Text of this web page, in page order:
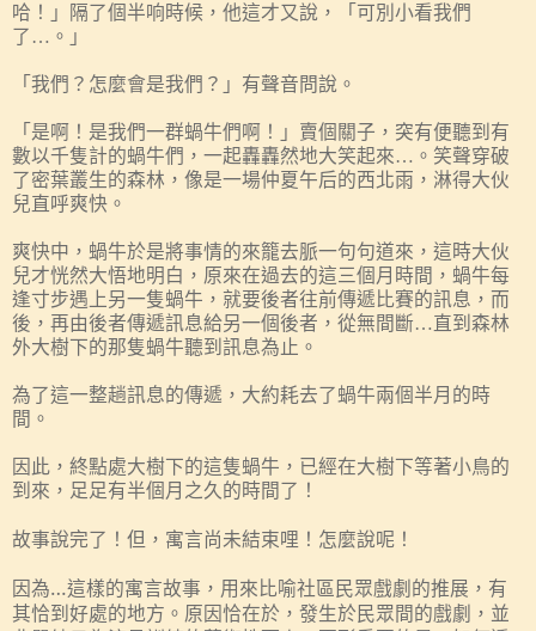
哈！」隔了個半响時候，他這才又說，「可別小看我們
了…。」
「我們？怎麼會是我們？」有聲音問說。
「是啊！是我們一群蝸牛們啊！」賣個關子，突有便聽到有
數以千隻計的蝸牛們，一起轟轟然地大笑起來…。笑聲穿破
了密葉叢生的森林，像是一場仲夏午后的西北雨，淋得大伙
兒直呼爽快。
爽快中，蝸牛於是將事情的來籠去脈一句句道來，這時大伙
兒才恍然大悟地明白，原來在過去的這三個月時間，蝸牛每
逢寸步遇上另一隻蝸牛，就要後者往前傳遞比賽的訊息，而
後，再由後者傳遞訊息給另一個後者，從無間斷…直到森林
外大樹下的那隻蝸牛聽到訊息為止。
為了這一整趟訊息的傳遞，大約耗去了蝸牛兩個半月的時
間。
因此，終點處大樹下的這隻蝸牛，已經在大樹下等著小鳥的
到來，足足有半個月之久的時間了！
故事說完了！但，寓言尚未結束哩！怎麼說呢！
因為…這樣的寓言故事，用來比喻社區民眾戲劇的推展，有
其恰到好處的地方。原因恰在於，發生於民眾間的戲劇，並